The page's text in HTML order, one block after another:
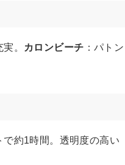
。 カロンビーチ ：パトン
約1時間。透明度の高い